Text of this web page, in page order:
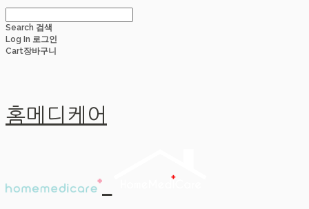
Search 검색
Log In 로그인
Cart장바구니
홈메디케어